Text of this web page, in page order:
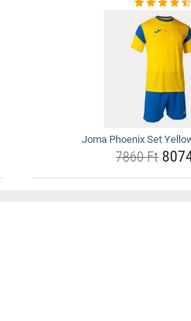
Joma Phoenix Set
7860 Ft